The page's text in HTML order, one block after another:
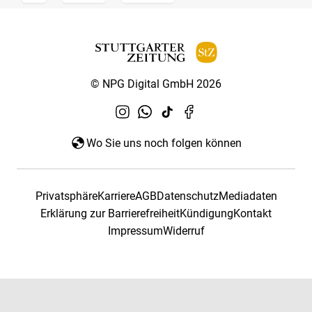
© NPG Digital GmbH 2026
Wo Sie uns noch folgen können
PrivatsphäreKarriereAGBDatenschutzMediadaten
Erklärung zur BarrierefreiheitKündigungKontakt
ImpressumWiderruf